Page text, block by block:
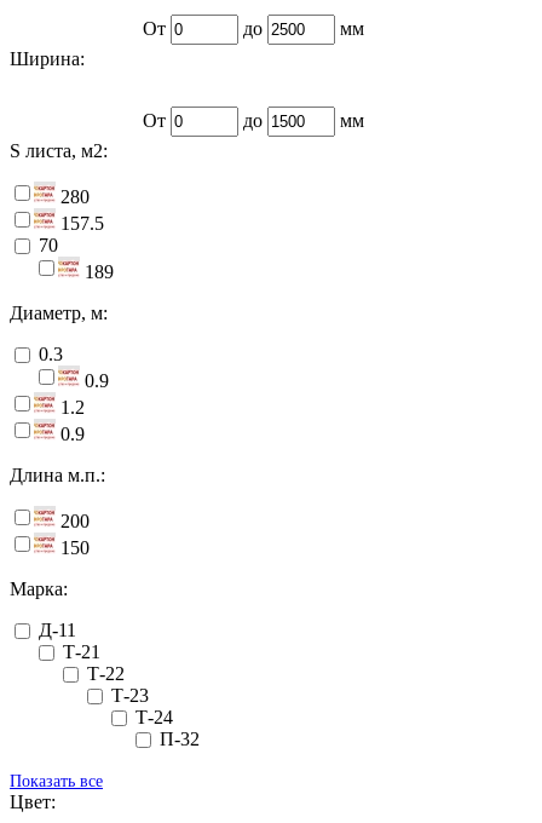
От до
мм
Ширина:
От до
мм
S листа, м2:
280
157.5
70
189
Диаметр, м:
0.3
0.9
1.2
0.9
Длина м.п.:
200
150
Марка:
Д-11
Т-21
Т-22
Т-23
Т-24
П-32
Показать все
Цвет: